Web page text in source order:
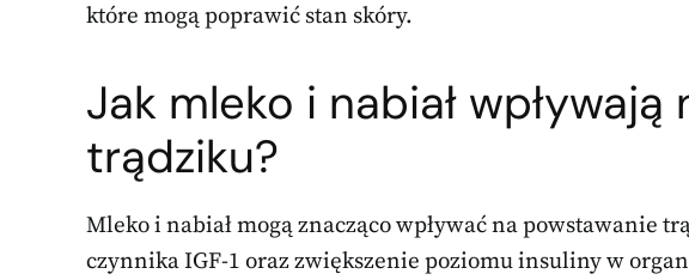
które mogą poprawić stan skóry.
Jak mleko i nabiał
trądziku?
Mleko i nabiał mogą znacząco wpływać na powstawanie
czynnika IGF-1 oraz zwiększenie poziomu insuliny w